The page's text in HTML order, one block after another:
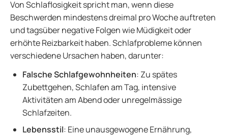
Von Schlaflosigkeit spricht man, wenn diese
Beschwerden mindestens dreimal pro Woche auftreten
und tagsüber negative Folgen wie Müdigkeit oder
erhöhte Reizbarkeit haben. Schlafprobleme können
verschiedene Ursachen haben, darunter:
Falsche Schlafgewohnheiten: Zu spätes
Zubettgehen, Schlafen am Tag, intensive
Aktivitäten am Abend oder unregelmässige
Schlafzeiten.
Lebensstil: Eine unausgewogene Ernährung,